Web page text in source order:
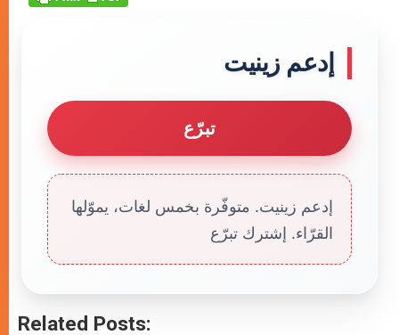
إدعم زينيت
تبرّع
إدعم زينيت. متوفّرة بخمس لغات، يموّلها
القرّاء. إشترك تبرّع
Related Posts: